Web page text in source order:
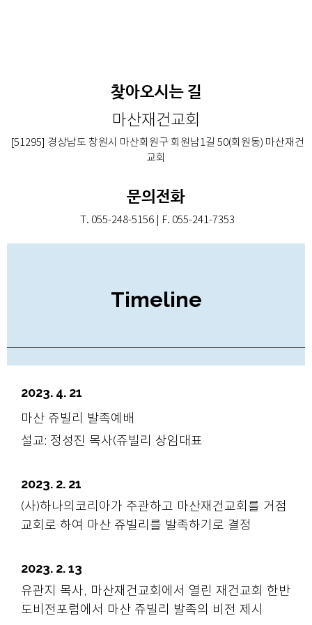
찾아오시는 길
마산재건교회
[51295] 경상남도 창원시 마산회원구 회원남1길 50(회원동) 마산재건
교회
문의전화
T. 055-248-5156 | F. 055-241-7353
Timeline
2023. 4. 21
마산 쥬빌리 발족예배
설교: 정성진 목사(쥬빌리 상임대표
2023. 2. 21
(사)하나의코리아가 주관하고 마산재건교회를 거점
교회로 하여 마산 쥬빌리를 발족하기로 결정
2023. 2. 13
유관지 목사, 마산재건교회에서 열린 재건교회 한반
도비전포럼에서 마산 쥬빌리 발족의 비전 제시